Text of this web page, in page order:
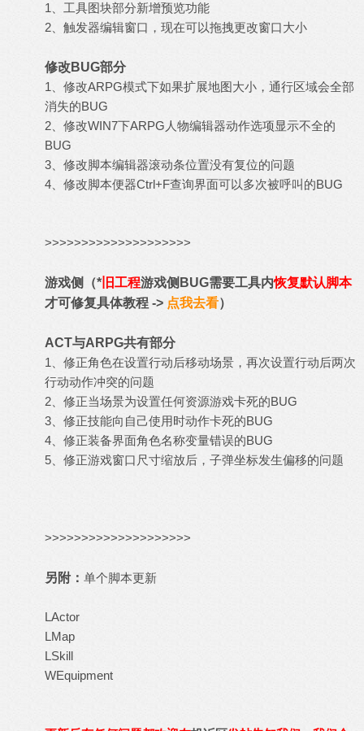
1、工具图块部分新增预览功能
2、触发器编辑窗口，现在可以拖拽更改窗口大小
修改BUG部分
1、修改ARPG模式下如果扩展地图大小，通行区域会全部
消失的BUG
2、修改WIN7下ARPG人物编辑器动作选项显示不全的
BUG
3、修改脚本编辑器滚动条位置没有复位的问题
4、修改脚本便器Ctrl+F查询界面可以多次被呼叫的BUG
>>>>>>>>>>>>>>>>>>>>
游戏侧 （* 旧工程游戏侧BUG需要工具内恢复默认脚本
才可修复具体教程 -> 点我去看）
ACT与ARPG共有部分
1、修正角色在设置行动后移动场景，再次设置行动后两次
行动动作冲突的问题
2、修正当场景为设置任何资源游戏卡死的BUG
3、修正技能向自己使用时动作卡死的BUG
4、修正装备界面角色名称变量错误的BUG
5、修正游戏窗口尺寸缩放后，子弹坐标发生偏移的问题
>>>>>>>>>>>>>>>>>>>>
另附： 单个脚本更新
LActor
LMap
LSkill
WEquipment